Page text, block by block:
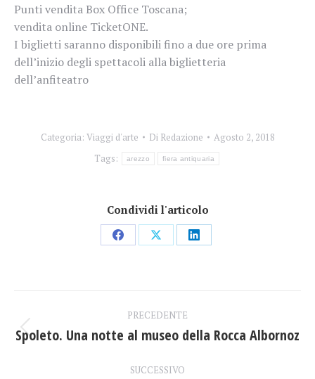
Punti vendita Box Office Toscana;
vendita online TicketONE.
I biglietti saranno disponibili fino a due ore prima
dell’inizio degli spettacoli alla biglietteria
dell’anfiteatro
Categoria: Viaggi d'arte Di Redazione
Agosto 2, 2018
Tags:
arezzo fiera antiquaria
Condividi l'articolo
CondividiCondividiCondividi
tra
PRECEDENTE
Post
Spoleto. Una notte al museo della Rocca Albornoz
SUCCESSIVO